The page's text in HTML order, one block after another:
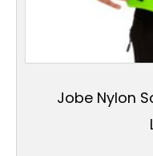
Jobe Nylon